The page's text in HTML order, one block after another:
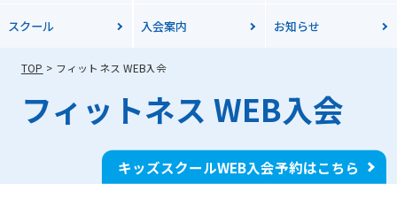
スクール 入会案内 お知らせ
TOP フィットネス WEB入会
フィットネス WEB入会
キッズスクールWEB入会予約はこちら